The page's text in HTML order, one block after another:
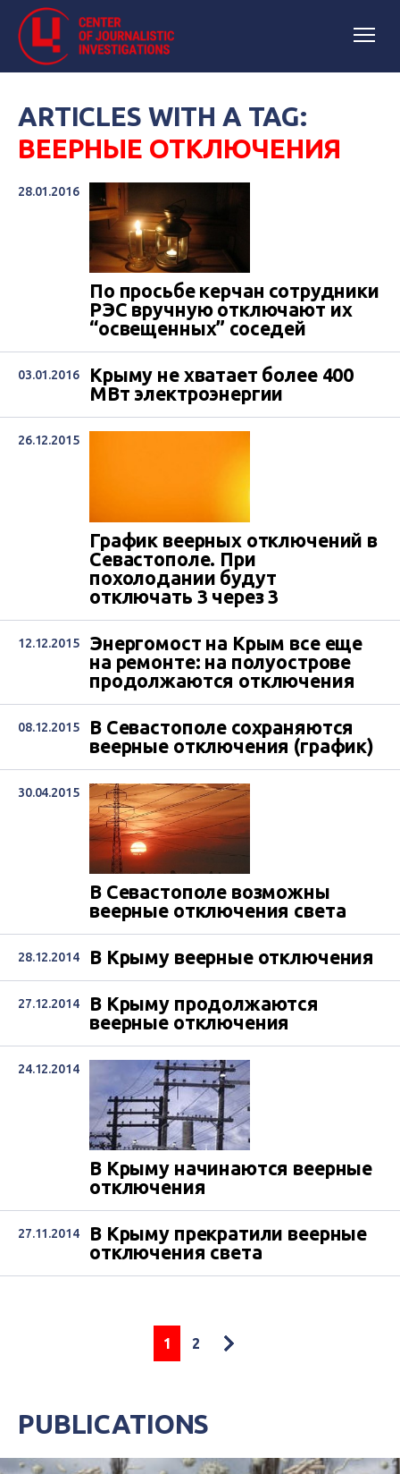
ARTICLES WITH A TAG:
ВЕЕРНЫЕ ОТКЛЮЧЕНИЯ
28.01.2016
По просьбе керчан сотрудники
РЭС вручную отключают их
“освещенных” соседей
03.01.2016
Крыму не хватает более 400
МВт электроэнергии
26.12.2015
График веерных отключений в
Севастополе. При
похолодании будут
отключать 3 через 3
12.12.2015
Энергомост на Крым все еще
на ремонте: на полуострове
продолжаются отключения
08.12.2015
В Севастополе сохраняются
веерные отключения (график)
30.04.2015
В Севастополе возможны
веерные отключения света
28.12.2014 В Крыму веерные отключения
27.12.2014
В Крыму продолжаются
веерные отключения
24.12.2014
В Крыму начинаются веерные
отключения
27.11.2014
В Крыму прекратили веерные
отключения света
1 2
PUBLICATIONS